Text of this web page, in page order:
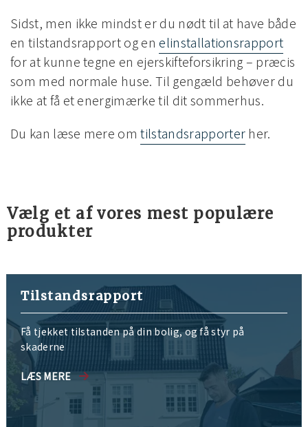
Sidst, men ikke mindst er du nødt til at have både
en tilstandsrapport og en elinstallationsrapport
for at kunne tegne en ejerskifteforsikring – præcis
som med normale huse. Til gengæld behøver du
ikke at få et energimærke til dit sommerhus.
Du kan læse mere omtilstandsrapporterher.
Vælg et af vores mest populære
produkter
Tilstandsrapport
Få tjekket tilstanden på din bolig, og få styr på
skaderne
LÆS MERE